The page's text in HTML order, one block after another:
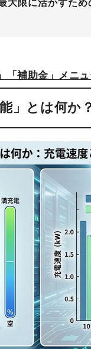
大限に活かすため
「補助金」メニ
」とは何か？